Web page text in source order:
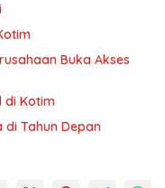
Buka Akses
di Kotim
di Tahun Depan